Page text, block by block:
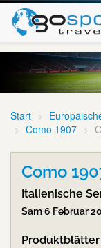
Start
Como 1907
Como
Italienische
Sam 6 Februar